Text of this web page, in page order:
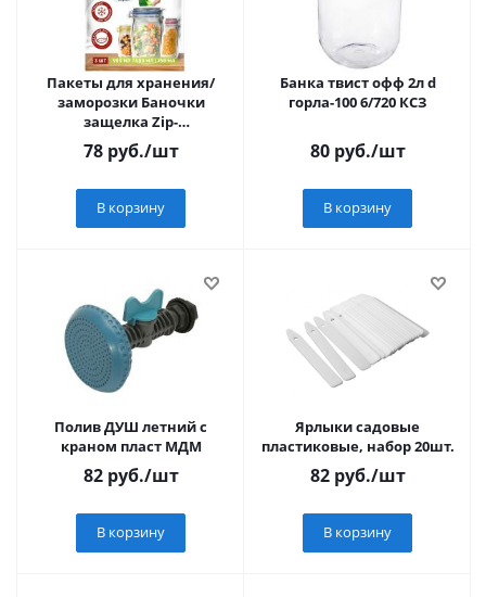
Пакеты для хранения/
заморозки Баночки
защелка Zip-
Lock(150/500/900мл)3шт/
уп,цена за уп
78руб./шт
В корзину
Банка твист офф 2л d
горла-100 6/720 КСЗ
80руб./шт
В корзину
Полив ДУШ летний с
краном пласт МДМ
82руб./шт
В корзину
Ярлыки садовые
пластиковые, набор 20шт.
82руб./шт
В корзину